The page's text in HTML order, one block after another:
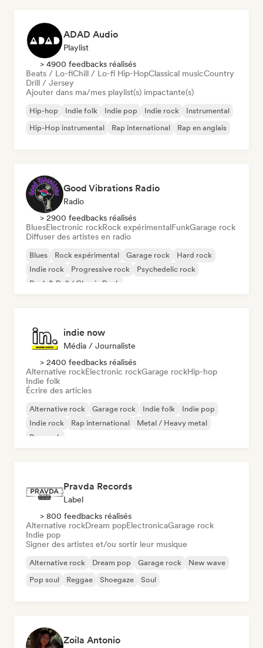
ADAD Audio
Playlist
> 4900 feedbacks réalisés
Beats / Lo-fiChill / Lo-fi Hip-HopClassical musicCountry
Drill / Jersey
Ajouter dans ma/mes playlist(s) impactante(s)
Hip-hop Indie folk Indie pop Indie rock
Instrumental
Hip-Hop instrumental
Rap international Rap en anglais
Good Vibrations Radio
Radio
> 2900 feedbacks réalisés
BluesElectronic rockRock expérimentalFunkGarage rock
Diffuser des artistes en radio
Blues Rock expérimental Garage rock
Hard rock
Indie rock
Progressive rock
Psychedelic rock
Rock & Roll / Classic Rock
indie now
Média / Journaliste
> 2400 feedbacks réalisés
Alternative rockElectronic rockGarage rockHip-hop
Indie folk
Écrire des articles
Alternative rock Garage rock Indie folk
Indie pop
Indie rock
Rap international
Metal / Heavy metal
Pop rock
Pravda Records
Label
> 800 feedbacks réalisés
Alternative rockDream popElectronicaGarage rock
Indie pop
Signer des artistes et/ou sortir leur musique
Alternative rock Dream pop Garage rock
New wave
Pop soul
Reggae Shoegaze Soul
Zoila Antonio